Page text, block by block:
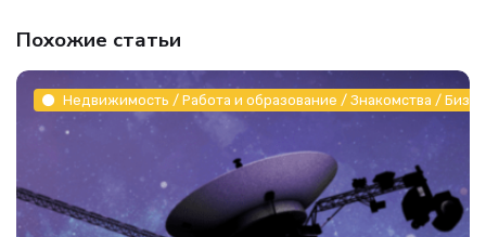
Похожие статьи
Недвижимость / Работа и образование / Знакомства /